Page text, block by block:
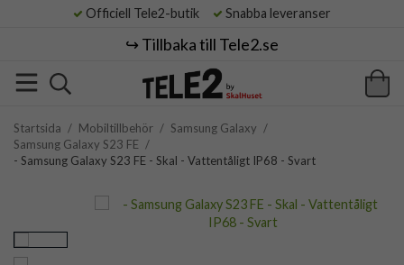
Officiell Tele2-butik Snabba leveranser
↪️ Tillbaka till Tele2.se
Startsida / Mobiltillbehör / Samsung Galaxy /
Samsung Galaxy S23 FE /
- Samsung Galaxy S23 FE - Skal - Vattentåligt IP68 - Svart